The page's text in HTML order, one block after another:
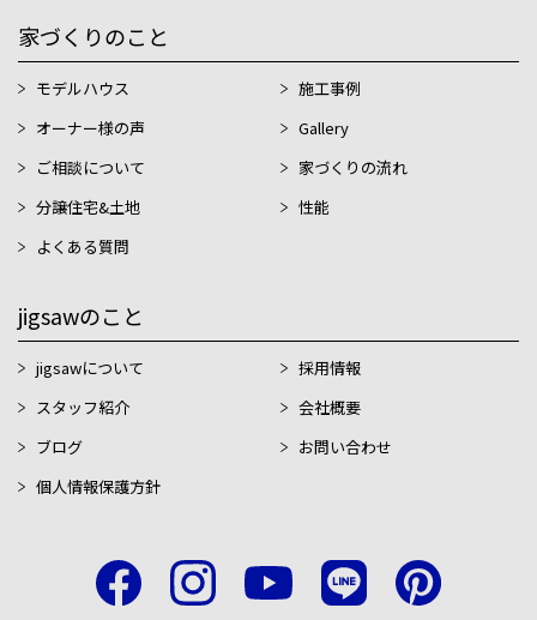
家づくりのこと
モデルハウス
施工事例
オーナー様の声
Gallery
ご相談について
家づくりの流れ
分譲住宅&土地
性能
よくある質問
jigsawのこと
jigsawについて
採用情報
スタッフ紹介
会社概要
ブログ
お問い合わせ
個人情報保護方針